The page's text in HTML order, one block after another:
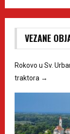
VEZANE
Rokovo u Sv.
traktora →